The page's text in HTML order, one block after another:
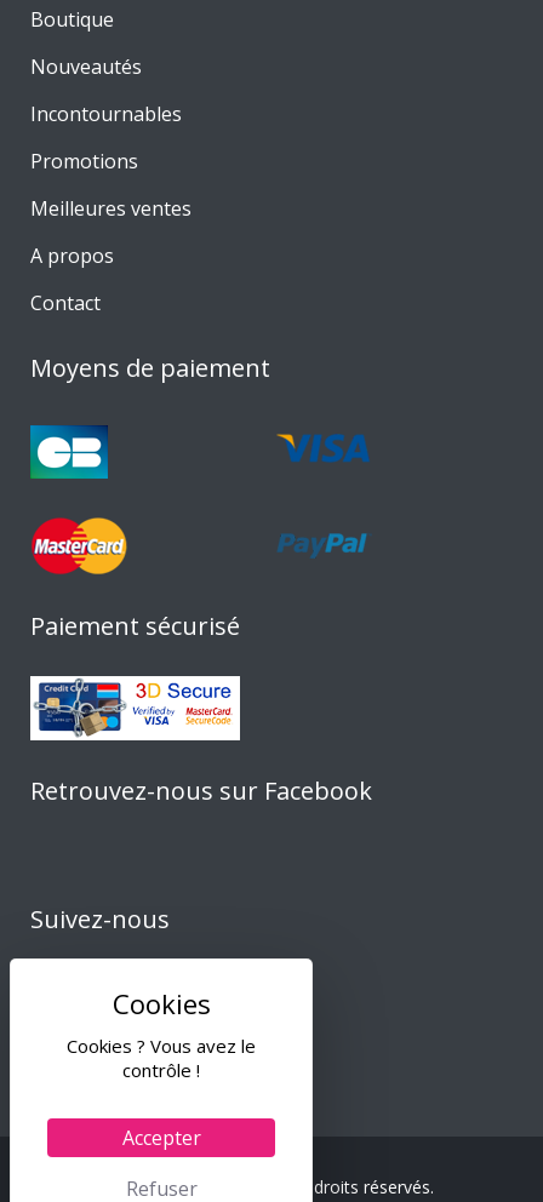
Cookies ? Vous avez le
contrôle !
Accepter
Refuser
Boutique
Nouveautés
Incontournables
Promotions
Meilleures ventes
A propos
Contact
Moyens de paiement
Paiement sécurisé
Retrouvez-nous sur Facebook
Suivez-nous
© 2024 Tiss & Co – Tous droits réservés.